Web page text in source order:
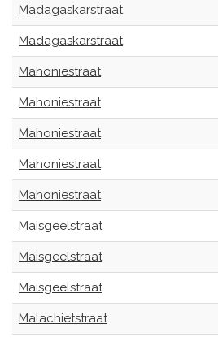
Madagaskarstraat
Madagaskarstraat
Mahoniestraat
Mahoniestraat
Mahoniestraat
Mahoniestraat
Mahoniestraat
Maisgeelstraat
Maisgeelstraat
Maisgeelstraat
Malachietstraat